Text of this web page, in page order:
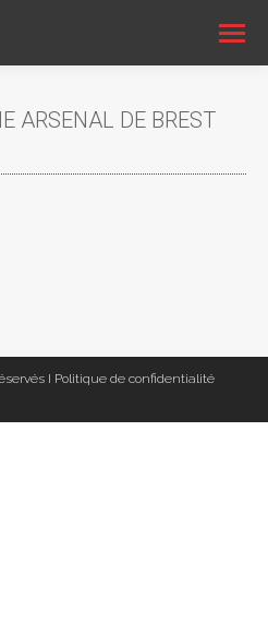
ARSENAL DE BREST
I Politique de confidentialité